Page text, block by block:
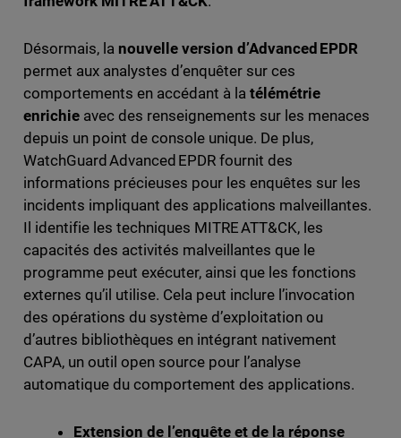
Désormais, la nouvelle version d’Advanced EPDR
permet aux analystes d’enquêter sur ces
comportements en accédant à la télémétrie
enrichieavec des renseignements sur les menaces
depuis un point de console unique. De plus,
WatchGuard Advanced EPDR fournit des
informations précieuses pour les enquêtes sur les
incidents impliquant des applications malveillantes.
Il identifie les techniques MITRE ATT&CK, les
capacités des activités malveillantes que le
programme peut exécuter, ainsi que les fonctions
externes qu’il utilise. Cela peut inclure l’invocation
des opérations du système d’exploitation ou
d’autres bibliothèques en intégrant nativement
CAPA, un outil open source pour l’analyse
automatique du comportement des applications.
Extension de l’enquête et de la réponse